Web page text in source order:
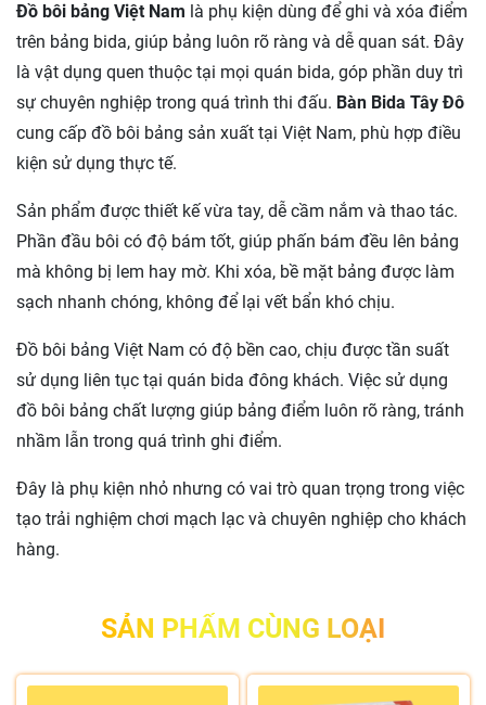
Đồ bôi bảng Việt Nam là phụ kiện dùng để ghi và xóa điểm
trên bảng bida, giúp bảng luôn rõ ràng và dễ quan sát. Đây
là vật dụng quen thuộc tại mọi quán bida, góp phần duy trì
sự chuyên nghiệp trong quá trình thi đấu. Bàn Bida Tây Đô
cung cấp đồ bôi bảng sản xuất tại Việt Nam, phù hợp điều
kiện sử dụng thực tế.
Sản phẩm được thiết kế vừa tay, dễ cầm nắm và thao tác.
Phần đầu bôi có độ bám tốt, giúp phấn bám đều lên bảng
mà không bị lem hay mờ. Khi xóa, bề mặt bảng được làm
sạch nhanh chóng, không để lại vết bẩn khó chịu.
Đồ bôi bảng Việt Nam có độ bền cao, chịu được tần suất
sử dụng liên tục tại quán bida đông khách. Việc sử dụng
đồ bôi bảng chất lượng giúp bảng điểm luôn rõ ràng, tránh
nhầm lẫn trong quá trình ghi điểm.
Đây là phụ kiện nhỏ nhưng có vai trò quan trọng trong việc
tạo trải nghiệm chơi mạch lạc và chuyên nghiệp cho khách
hàng.
SẢN PHẨM CÙNG LOẠI